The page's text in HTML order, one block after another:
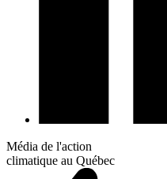
Média de l'action
climatique au Québec